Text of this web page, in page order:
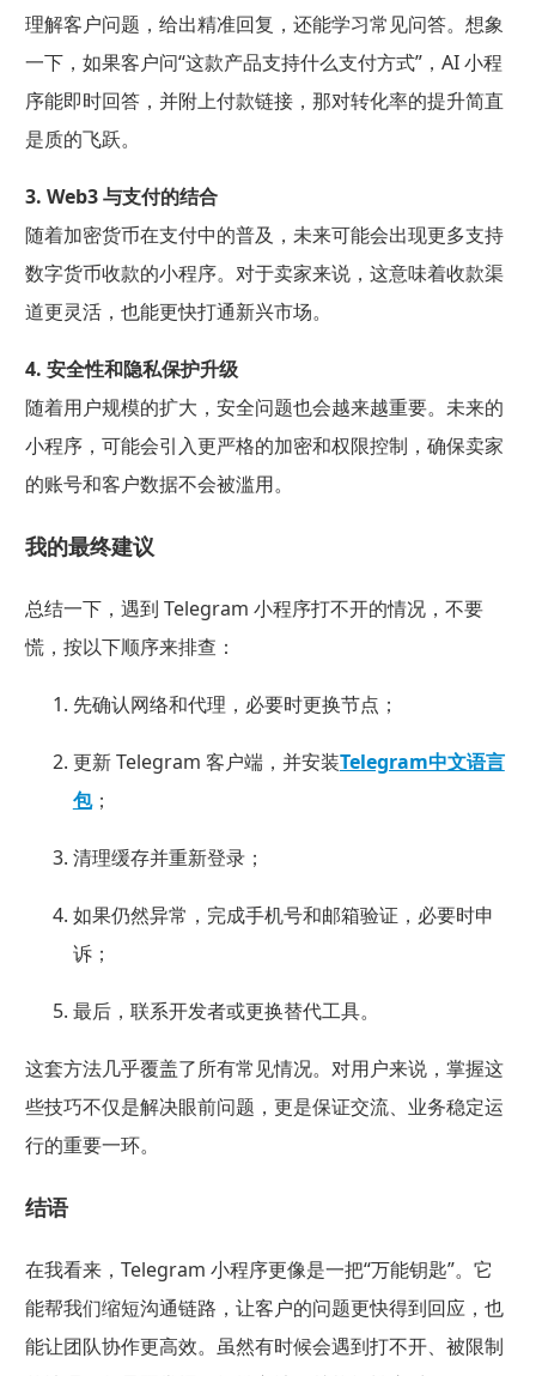
理解客户问题，给出精准回复，还能学习常见问答。想象
一下，如果客户问“这款产品支持什么支付方式”，AI 小程
序能即时回答，并附上付款链接，那对转化率的提升简直
是质的飞跃。
3. Web3 与支付的结合
随着加密货币在支付中的普及，未来可能会出现更多支持
数字货币收款的小程序。对于卖家来说，这意味着收款渠
道更灵活，也能更快打通新兴市场。
4. 安全性和隐私保护升级
随着用户规模的扩大，安全问题也会越来越重要。未来的
小程序，可能会引入更严格的加密和权限控制，确保卖家
的账号和客户数据不会被滥用。
我的最终建议
总结一下，遇到 Telegram 小程序打不开的情况，不要
慌，按以下顺序来排查：
先确认网络和代理，必要时更换节点；
更新 Telegram 客户端，并安装Telegram中文语言
包；
清理缓存并重新登录；
如果仍然异常，完成手机号和邮箱验证，必要时申
诉；
最后，联系开发者或更换替代工具。
这套方法几乎覆盖了所有常见情况。对用户来说，掌握这
些技巧不仅是解决眼前问题，更是保证交流、业务稳定运
行的重要一环。
结语
在我看来，Telegram 小程序更像是一把“万能钥匙”。它
能帮我们缩短沟通链路，让客户的问题更快得到回应，也
能让团队协作更高效。虽然有时候会遇到打不开、被限制